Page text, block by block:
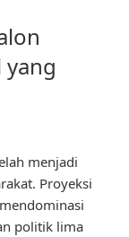
yang
menjadi
Proyeksi
politik lima